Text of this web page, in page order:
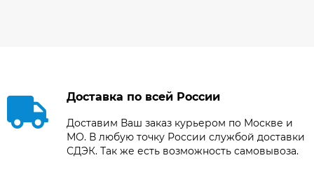
Доставка по всей России
Доставим Ваш заказ курьером по Москве и
МО. В любую точку России службой доставки
СДЭК. Так же есть возможность самовывоза.